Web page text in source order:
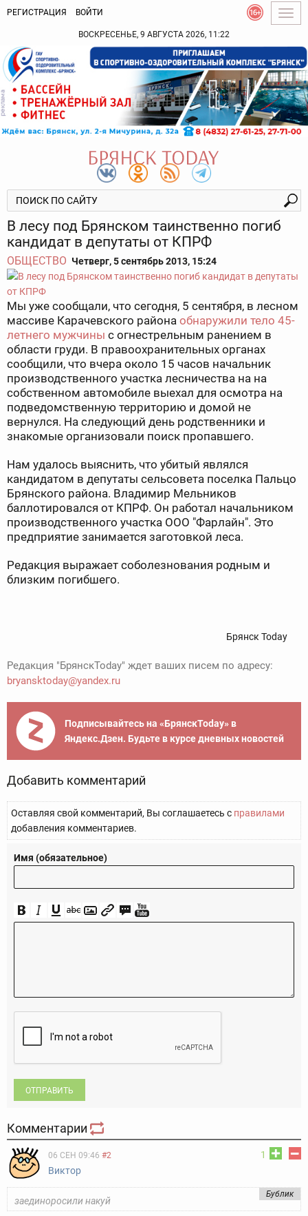
РЕГИСТРАЦИЯ ВОЙТИ
ВОСКРЕСЕНЬЕ, 9 АВГУСТА 2026, 11:22
В лесу под Брянском таинственно погиб
кандидат в депутаты от КПРФ
ОБЩЕСТВО Четверг, 5 сентябрь 2013, 15:24
Мы уже сообщали, что сегодня, 5 сентября, в лесном
массиве Карачевского района обнаружили тело 45-
летнего мужчины с огнестрельным ранением в
области груди. В правоохранительных органах
сообщили, что вчера около 15 часов начальник
производственного участка лесничества на на
собственном автомобиле выехал для осмотра на
подведомственную территорию и домой не
вернулся. На следующий день родственники и
знакомые организовали поиск пропавшего.
Нам удалось выяснить, что убитый являлся
кандидатом в депутаты сельсовета поселка Пальцо
Брянского района. Владимир Мельников
баллотировался от КПРФ. Он работал начальником
производственного участка ООО "Фарлайн". Это
предприятие занимается заготовкой леса.
Редакция выражает соболезнования родным и
близким погибшего.
Брянск Today
Редакция "БрянскToday" ждет ваших писем по адресу:
bryansktoday@yandex.ru
Подписывайтесь на «БрянскToday» в
Яндекс.Дзен. Будьте в курсе дневных новостей
Добавить комментарий
Оставляя свой комментарий, Вы соглашаетесь с правилами
добавления комментариев.
Имя (обязательное)
ОТПРАВИТЬ
Комментарии
1
06 СЕН 09:46 #2
Виктор
Бублик
заединоросили накуй